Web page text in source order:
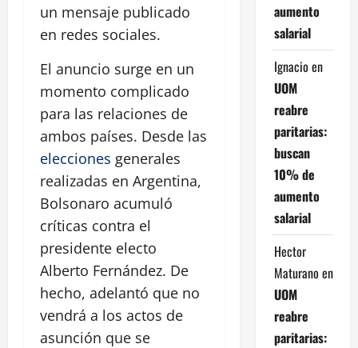
un mensaje publicado
en redes sociales.
El anuncio surge en un
momento complicado
para las relaciones de
ambos países. Desde las
elecciones generales
realizadas en Argentina,
Bolsonaro acumuló
críticas contra el
presidente electo
Alberto Fernández. De
hecho, adelantó que no
vendrá a los actos de
asunción que se
aumento
salarial
Ignacio en
UOM
reabre
paritarias:
buscan
10% de
aumento
salarial
Hector
Maturano en
UOM
reabre
paritarias: